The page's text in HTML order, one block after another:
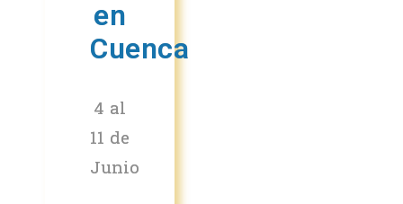
en
Cuenca
4 al
11 de
Junio